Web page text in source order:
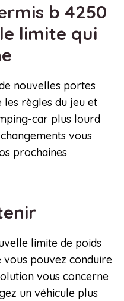
b 4250
limite qui
nouvelles portes
les règles du jeu et
car plus lourd
vous
prochaines
limite de poids
pouvez conduire
vous concerne
un véhicule plus